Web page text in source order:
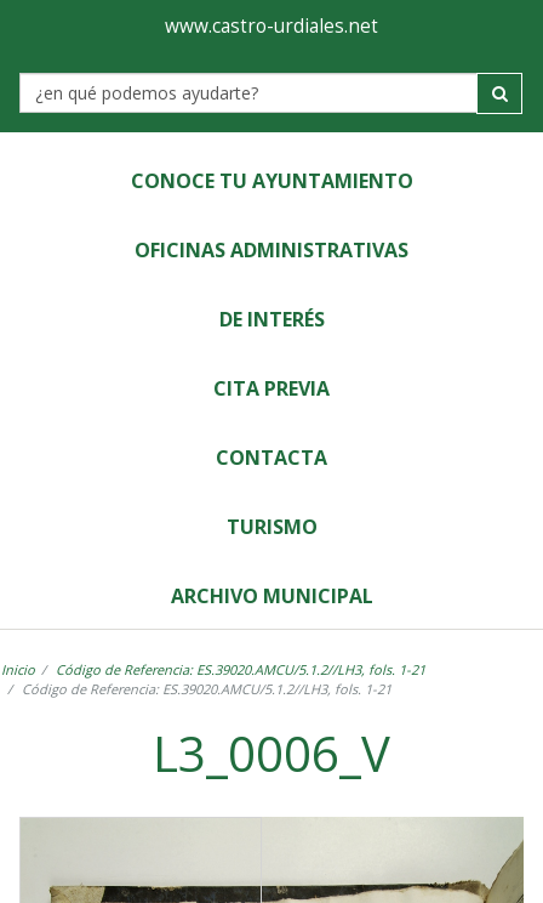
Ayuntamiento
de
Castro-
Urdiales
www.castro-urdiales.net
Label
CONOCE TU AYUNTAMIENTO
OFICINAS ADMINISTRATIVAS
DE INTERÉS
CITA PREVIA
CONTACTA
TURISMO
ARCHIVO MUNICIPAL
Inicio
Código de Referencia: ES.39020.AMCU/5.1.2//LH3, fols. 1-21
Código de Referencia: ES.39020.AMCU/5.1.2//LH3, fols. 1-21
L3_0006_V